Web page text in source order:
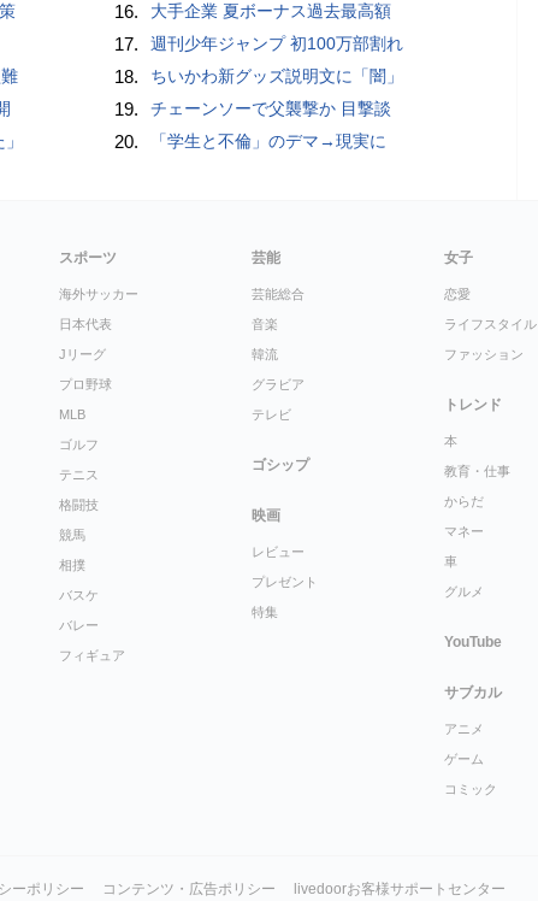
16. 大手企業 夏ボーナス過去最高額
17. 週刊少年ジャンプ 初100万部割れ
18. ちいかわ新グッズ説明文に「闇」
19. チェーンソーで父襲撃か 目撃談
20. 「学生と不倫」のデマ→現実に
スポーツ
海外サッカー
日本代表
Jリーグ
プロ野球
MLB
ゴルフ
テニス
格闘技
競馬
相撲
バスケ
バレー
フィギュア
芸能
芸能総合
音楽
韓流
グラビア
テレビ
ゴシップ
映画
レビュー
プレゼント
特集
女子
恋愛
ライフスタイル
ファッション
トレンド
本
教育・仕事
からだ
マネー
車
グルメ
YouTube
サブカル
アニメ
ゲーム
コミック
ーポリシー コンテンツ・広告ポリシー livedoorお客様サポートセンター